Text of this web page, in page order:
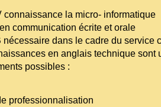
connaissance la micro- informatique
communication écrite et orale
nécessaire dans le cadre du service
en anglais technique sont
possibles :
professionnalisation